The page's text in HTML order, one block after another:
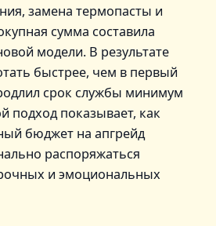
замена термопасты и
сумма составила
модели. В результате
быстрее, чем в первый
срок службы минимум
подход показывает, как
бюджет на апгрейд
распоряжаться
и эмоциональных